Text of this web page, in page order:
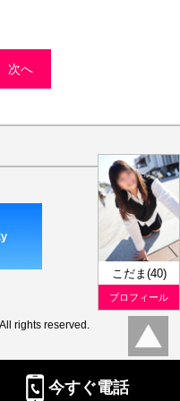
こだま(40)
プロフィール
次へ
rights reserved.
今すぐ電話